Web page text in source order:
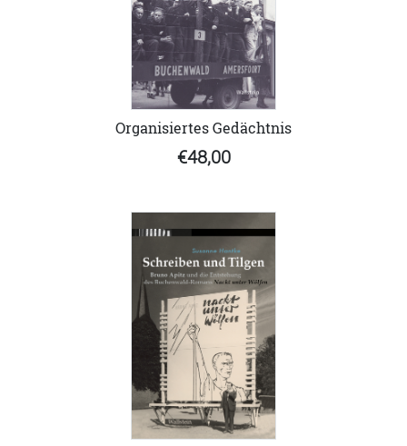
Organisiertes Gedächtnis
€48,00